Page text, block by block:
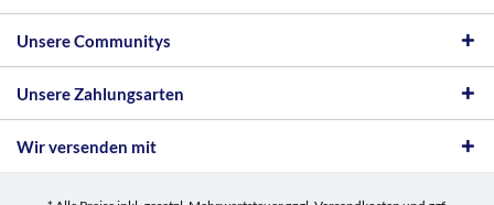
Unsere Communitys
Unsere Zahlungsarten
Wir versenden mit